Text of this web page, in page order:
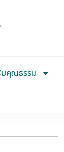
มคุณธรรม